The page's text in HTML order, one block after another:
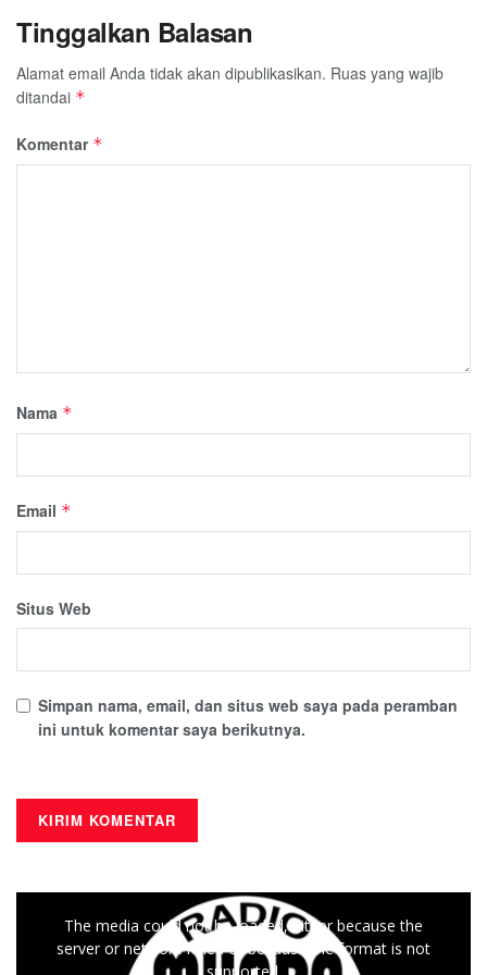
Tinggalkan Balasan
Alamat email Anda tidak akan dipublikasikan. Ruas yang wajib
ditandai *
Komentar *
Nama *
Email *
Situs Web
Simpan nama, email, dan situs web saya pada peramban
ini untuk komentar saya berikutnya.
The media could not be loaded, either because the
server or network failed or because the format is not